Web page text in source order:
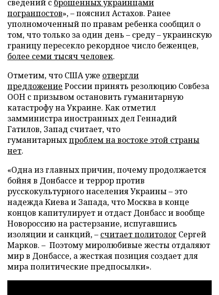
сведений с брошенных украинцами
погранпостов»,–пояснил Астахов. Ранее
уполномоченный по правам ребенка сообщил о
том, что только за один день – среду–украинскую
границу пересекло рекордное число беженцев,
более семи тысяч человек.
Отметим, что США уже отвергли
предложение России принять резолюцию Совбеза
ООН с призывом остановить гуманитарную
катастрофу на Украине. Как отметил
замминистра иностранных дел Геннадий
Гатилов, Запад считает, что
гуманитарныхпроблем на востоке этой страны
нет.
«Одна из главных причин, почему продолжается
бойня в Донбассе и террор против
русскокультурного населения Украины– это
надежда Киева и Запада, что Москва в конце
концов капитулирует и отдаст Донбасс и вообще
Новороссию на растерзание, испугавшись
изоляции и санкций,– считает политолог Сергей
Марков. – Поэтому миролюбивые жесты отдаляют
мир в Донбассе, а жесткая позиция создает для
мира политические предпосылки».